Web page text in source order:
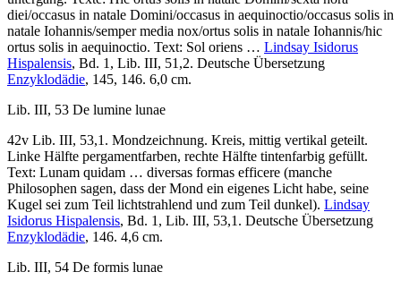
diei/occasus in natale Domini/occasus in aequinoctio/occasus solis in
natale Iohannis/semper media nox/ortus solis in natale Iohannis/hic
ortus solis in aequinoctio. Text: Sol oriens … Lindsay Isidorus
Hispalensis, Bd. 1, Lib. III, 51,2. Deutsche Übersetzung
Enzyklodädie, 145, 146. 6,0 cm.
Lib. III, 53 De lumine lunae
42v Lib. III, 53,1. Mondzeichnung. Kreis, mittig vertikal geteilt.
Linke Hälfte pergamentfarben, rechte Hälfte tintenfarbig gefüllt.
Text: Lunam quidam … diversas formas efficere (manche
Philosophen sagen, dass der Mond ein eigenes Licht habe, seine
Kugel sei zum Teil lichtstrahlend und zum Teil dunkel). Lindsay
Isidorus Hispalensis, Bd. 1, Lib. III, 53,1. Deutsche Übersetzung
Enzyklodädie, 146. 4,6 cm.
Lib. III, 54 De formis lunae